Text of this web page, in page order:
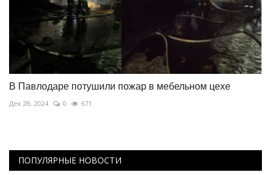
В Павлодаре потушили пожар в мебельном цехе
Дек 28, 2024 0 671
ПОПУЛЯРНЫЕ НОВОСТИ